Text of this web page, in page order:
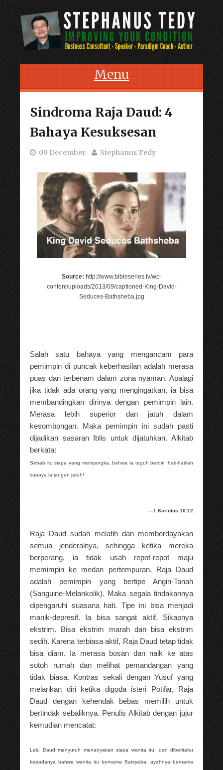
Menu
Sindroma Raja Daud: 4
Bahaya Kesuksesan
09 December Stephanus Tedy
Source: http://www.bibleseries.tv/wp-
content/uploads/2013/09/captioned-King-David-
Seduces-Bathsheba.jpg
Salah satu bahaya yang mengancam para
pemimpin di puncak keberhasilan adalah merasa
puas dan terbenam dalam zona nyaman. Apalagi
jika tidak ada orang yang mengingatkan, ia bisa
membandingkan dirinya dengan pemimpin lain.
Merasa lebih superior dan jatuh dalam
kesombongan. Maka pemimpin ini sudah pasti
dijadikan sasaran Iblis untuk dijatuhkan. Alkitab
berkata:
Sebab itu siapa yang menyangka, bahwa ia teguh berdiri, hati-hatilah
supaya ia jangan jatuh!
—1 Korintus 10:12
Raja Daud sudah melatih dan memberdayakan
semua jenderalnya, sehingga ketika mereka
berperang, ia tidak usah repot-repot maju
memimpin ke medan pertempuran. Raja Daud
adalah pemimpin yang bertipe Angin-Tanah
(Sanguine-Melankolik). Maka segala tindakannya
dipengaruhi suasana hati. Tipe ini bisa menjadi
manik-depresif. Ia bisa sangat aktif. Sikapnya
ekstrim. Bisa ekstrim marah dan bisa ekstrim
sedih. Karena terbiasa aktif, Raja Daud tetap tidak
bisa diam. Ia merasa bosan dan naik ke atas
sotoh rumah dan melihat pemandangan yang
tidak biasa. Kontras sekali dengan Yusuf yang
melarikan diri ketika digoda isteri Potifar, Raja
Daud dengan kehendak bebas memilih untuk
bertindak sebaliknya. Penulis Alkitab dengan jujur
kemudian mencatat:
Lalu Daud menyuruh menanyakan siapa wanita itu, dan diberitahu
kepadanya bahwa wanita itu bernama Batsyeba; ayahnya bernama